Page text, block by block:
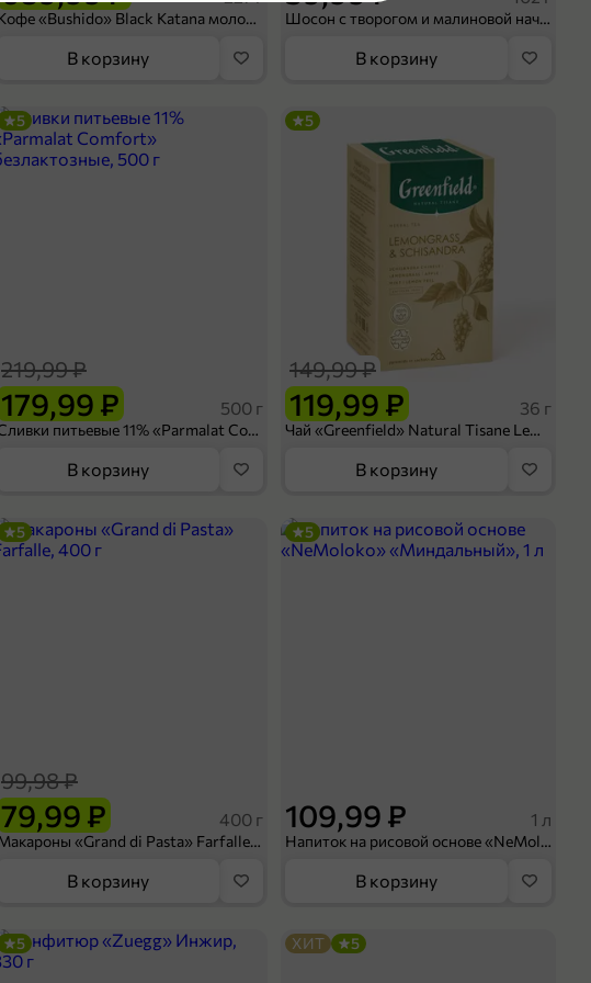
Поделиться
Кофе «Bushido» Black Katana молотый, 227 г
В корзину
Шосон с творогом и малиновой начинкой, 102 г
В корзину
179,99 ₽
219,99 ₽
500 г
Сливки питьевые 11% «Parmalat Comfort» безлактозные, 500 г
5
В корзину
119,99 ₽
149,99 ₽
36 г
Чай «Greenfield» Natural Tisane Lemongrass & Schisandra, 20 пирамидок, 36 г
5
В корзину
79,99 ₽
99,98 ₽
400 г
Макароны «Grand di Pasta» Farfalle, 400 г
5
В корзину
109,99 ₽ 1 л
Напиток на рисовой основе «NeMoloko» «Миндальный», 1 л
5
В корзину
5 ХИТ 5